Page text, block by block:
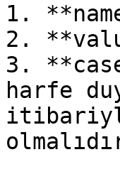
1.
2.
3.
harfe